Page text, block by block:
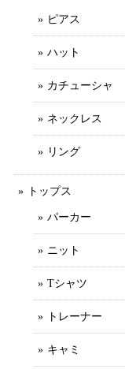
ピアス
ハット
カチューシャ
ネックレス
リング
トップス
パーカー
ニット
Tシャツ
トレーナー
キャミ